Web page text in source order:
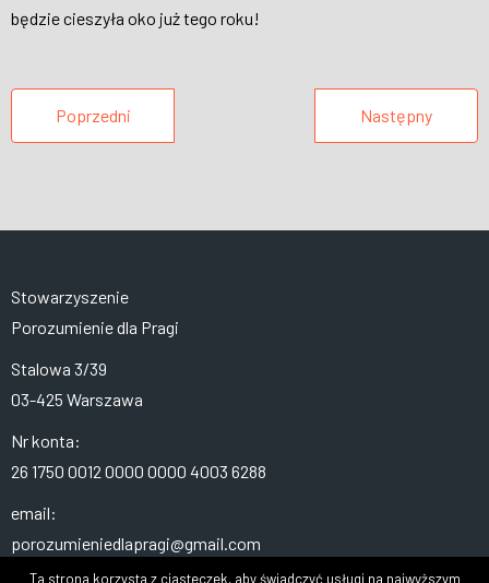
będzie cieszyła oko już tego roku!
Poprzedni Następny
Stowarzyszenie
Porozumienie dla Pragi
Stalowa 3/39
03-425 Warszawa
Nr konta:
26 1750 0012 0000 0000 4003 6288
email:
porozumieniedlapragi@gmail.com
Ta strona korzysta z ciasteczek, aby świadczyć usługi na najwyższym